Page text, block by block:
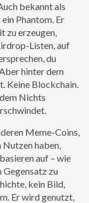
bekannt als
Phantom. Er
zu erzeugen,
Listen, auf
du
hinter dem
Keine Blockchain.
Nichts
Meme-Coins,
haben,
auf – wie
zu
kein Bild,
Er wird genutzt,